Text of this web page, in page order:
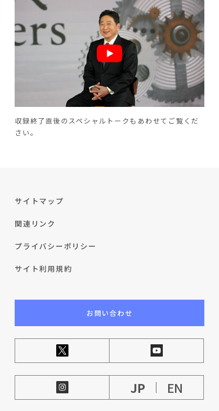
収録終了直後のスペシャルトークもあわせてご覧くだ
さい。
サイトマップ
関連リンク
プライバシーポリシー
サイト利用規約
お問い合わせ
JP EN